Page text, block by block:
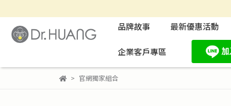
品牌故事 最新優惠活動
企業客戶專區
官網獨家組合